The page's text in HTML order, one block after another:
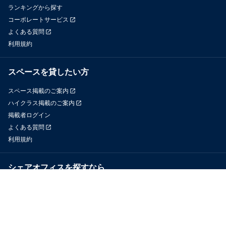
ランキングから探す
コーポレートサービス
よくある質問
利用規約
スペースを貸したい方
スペース掲載のご案内
ハイクラス掲載のご案内
掲載者ログイン
よくある質問
利用規約
シェアオフィスを探すなら